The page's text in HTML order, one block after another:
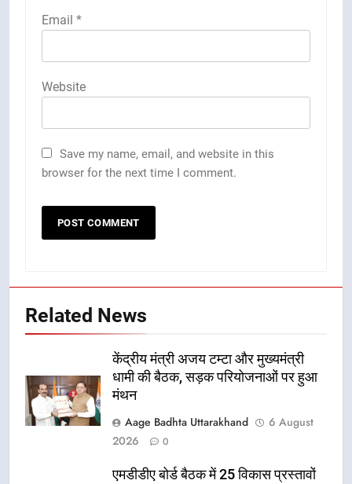
Email *
Website
Save my name, email, and website in this
browser for the next time I comment.
Related News
केंद्रीय मंत्री अजय टम्टा और मुख्यमंत्री
धामी की बैठक, सड़क परियोजनाओं पर हुआ
मंथन
Aage Badhta Uttarakhand
6 August
2026
0
एमडीडीए बोर्ड बैठक में 25 विकास प्रस्तावों